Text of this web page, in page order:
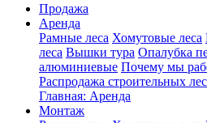
Продажа
Аренда
Рамные леса Хомутовые леса
леса Вышки тура Опалубка
алюминиевые Почему мы
Распродажа строительных
Главная: Аренда
Монтаж